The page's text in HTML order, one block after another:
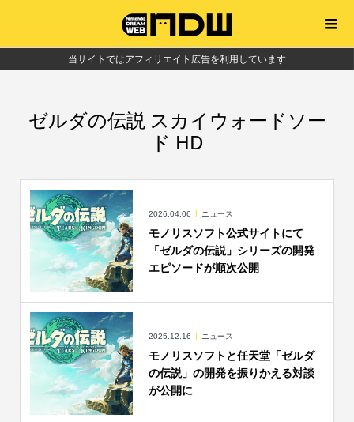
当サイトではアフィリエイト広告を利用しています
ゼルダの伝説 スカイウォードソー
ド HD
2026.04.06 ニュース
モノリスソフト公式サイトにて
「ゼルダの伝説」シリーズの開発
エピソードが順次公開
2025.12.16 ニュース
モノリスソフトと任天堂「ゼルダ
の伝説」の開発を振りかえる対談
が公開に